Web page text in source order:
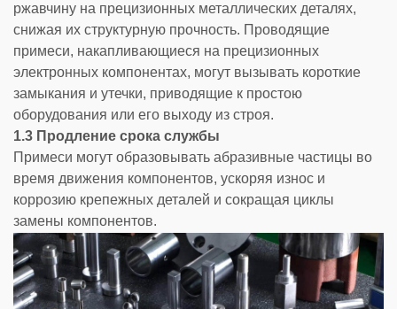
ржавчину на прецизионных металлических деталях,
снижая их структурную прочность. Проводящие
примеси, накапливающиеся на прецизионных
электронных компонентах, могут вызывать короткие
замыкания и утечки, приводящие к простою
оборудования или его выходу из строя.
1.3 Продление срока службы
Примеси могут образовывать абразивные частицы во
время движения компонентов, ускоряя износ и
коррозию крепежных деталей и сокращая циклы
замены компонентов.